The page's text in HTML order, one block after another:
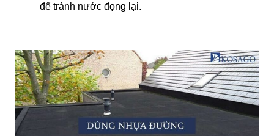
để tránh nước đọng lại.